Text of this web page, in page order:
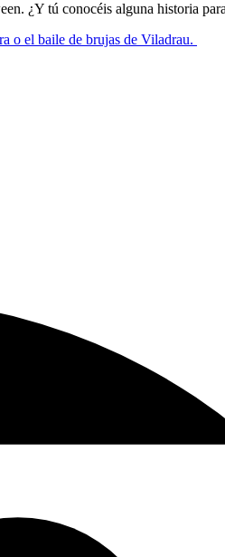
¿Y tú conocéis alguna historia
o el baile de brujas de Viladrau.